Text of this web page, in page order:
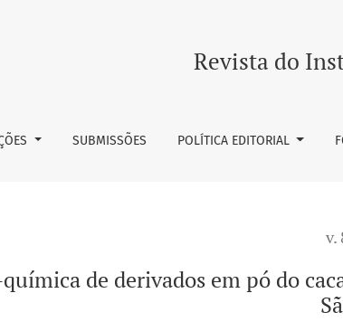
de derivados em pó do cacau de marca própria
Revista do
SUBMISSÕES POLÍTICA EDITORIAL
v.
de derivados em pó do